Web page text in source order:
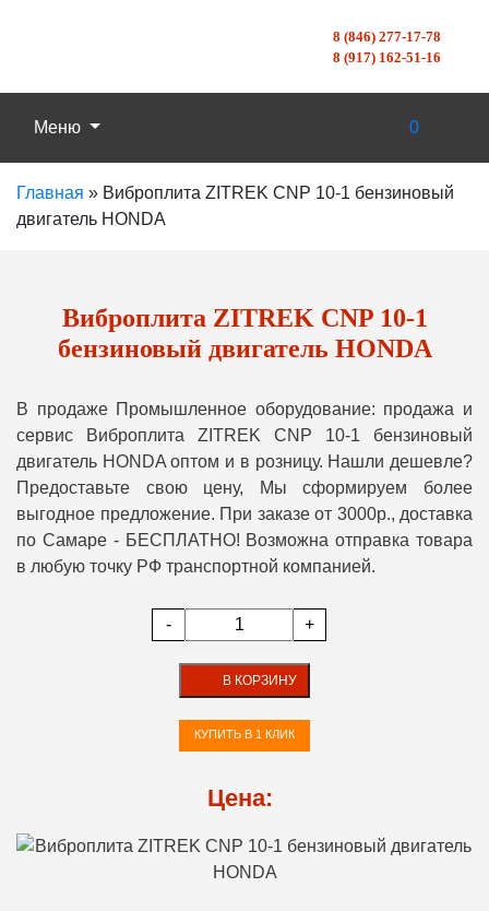
8 (846) 277-17-78
8 (917) 162-51-16
Меню 0
Главная » Виброплита ZITREK CNP 10-1 бензиновый
двигатель HONDA
Виброплита ZITREK CNP 10-1
бензиновый двигатель HONDA
В продаже Промышленное оборудование: продажа и
сервис Виброплита ZITREK CNP 10-1 бензиновый
двигатель HONDA оптом и в розницу. Нашли дешевле?
Предоставьте свою цену, Мы сформируем более
выгодное предложение. При заказе от 3000р., доставка
по Самаре - БЕСПЛАТНО! Возможна отправка товара
в любую точку РФ транспортной компанией.
- +
В КОРЗИНУ
КУПИТЬ В 1 КЛИК
Цена: